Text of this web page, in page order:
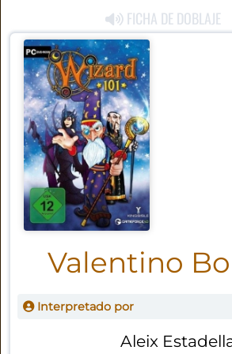
FICHA DE DOBLAJE
Valentino
Interpretado por
Aleix